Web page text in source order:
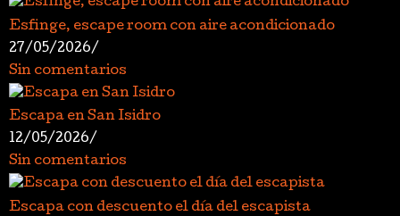
Esfinge, escape room con aire acondicionado
27/05/2026/
Sin comentarios
Escapa en San Isidro
12/05/2026/
Sin comentarios
Escapa con descuento el día del escapista